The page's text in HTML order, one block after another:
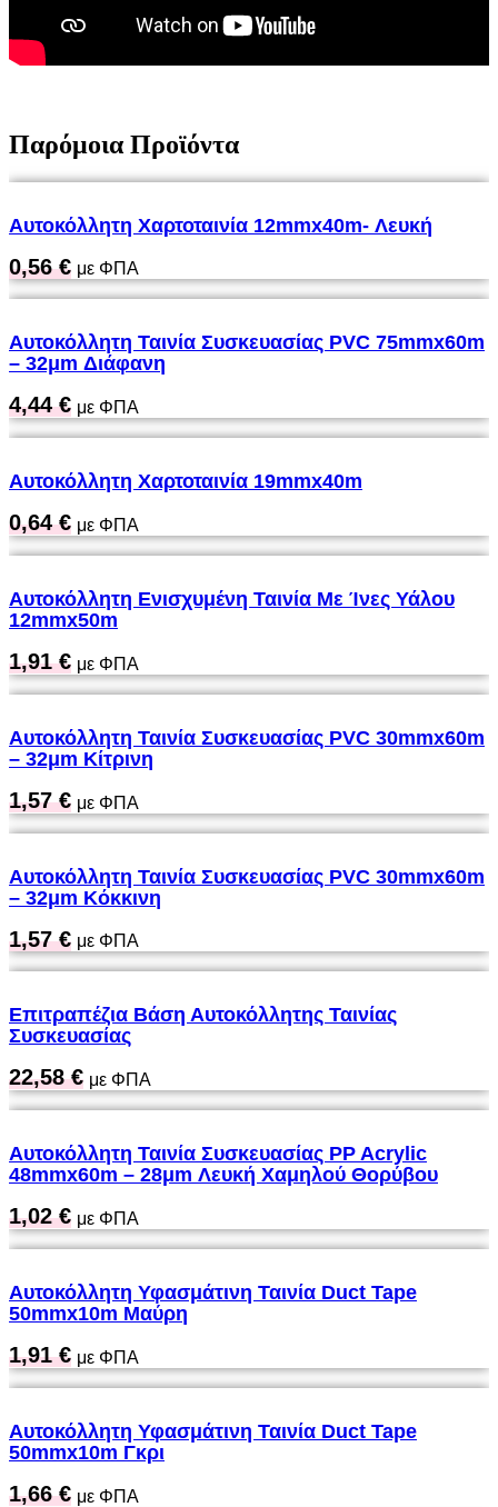
Παρόμοια Προϊόντα
Αυτοκόλλητη Χαρτοταινία 12mmx40m- Λευκή
0,56€ με ΦΠΑ
Αυτοκόλλητη Ταινία Συσκευασίας PVC 75mmx60m
– 32μm Διάφανη
4,44€ με ΦΠΑ
Αυτοκόλλητη Χαρτοταινία 19mmx40m
0,64€ με ΦΠΑ
Αυτοκόλλητη Ενισχυμένη Ταινία Με Ίνες Υάλου
12mmx50m
1,91€ με ΦΠΑ
Αυτοκόλλητη Ταινία Συσκευασίας PVC 30mmx60m
– 32μm Κίτρινη
1,57€ με ΦΠΑ
Αυτοκόλλητη Ταινία Συσκευασίας PVC 30mmx60m
– 32μm Κόκκινη
1,57€ με ΦΠΑ
Επιτραπέζια Βάση Αυτοκόλλητης Ταινίας
Συσκευασίας
22,58€ με ΦΠΑ
Αυτοκόλλητη Ταινία Συσκευασίας PP Acrylic
48mmx60m – 28μm Λευκή Χαμηλού Θορύβου
1,02€ με ΦΠΑ
Αυτοκόλλητη Υφασμάτινη Ταινία Duct Tape
50mmx10m Μαύρη
1,91€ με ΦΠΑ
Αυτοκόλλητη Υφασμάτινη Ταινία Duct Tape
50mmx10m Γκρι
1,66€ με ΦΠΑ